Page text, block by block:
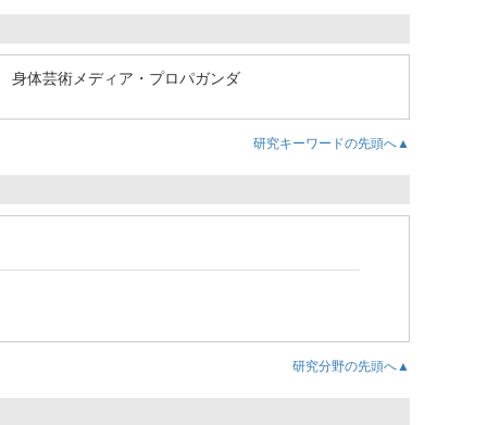
身体芸術メディア・プロパガンダ
研究キーワードの先頭へ▲
研究分野の先頭へ▲